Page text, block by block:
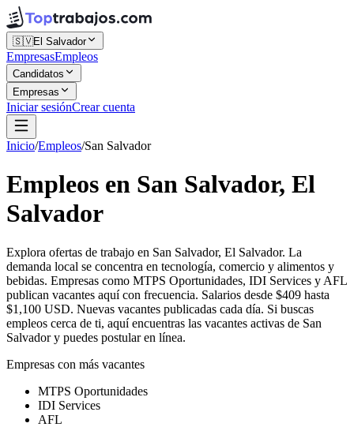
🇸🇻El Salvador
EmpresasEmpleos
Candidatos
Empresas
Iniciar sesiónCrear cuenta
Inicio/Empleos/San Salvador
Empleos en San Salvador, El
Salvador
Explora ofertas de trabajo en San Salvador, El Salvador. La
demanda local se concentra en tecnología, comercio y alimentos y
bebidas. Empresas como MTPS Oportunidades, IDI Services y AFL
publican vacantes aquí con frecuencia. Salarios desde $409 hasta
$1,100 USD. Nuevas vacantes publicadas cada día. Si buscas
empleos cerca de ti, aquí encuentras las vacantes activas de San
Salvador y puedes postular en línea.
Empresas con más vacantes
MTPS Oportunidades
IDI Services
AFL